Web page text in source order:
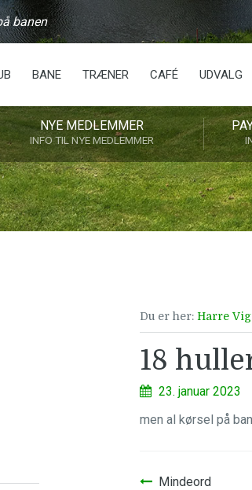
banen
BANE TRÆNER CAFÉ UDVALG
NYE MEDLEMMER
INFO TIL NYE MEDLEMMER
Du er her: Harre
18
23. januar 2023
men al kørsel på
Mindeord